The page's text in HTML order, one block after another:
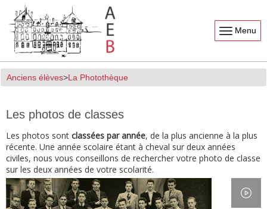
Menu
Anciens élèves La Photothèque
Les photos de classes
Les photos sont classées par année, de la plus ancienne à la plus
récente. Une année scolaire étant à cheval sur deux années
civiles, nous vous conseillons de rechercher votre photo de classe
sur les deux années de votre scolarité.